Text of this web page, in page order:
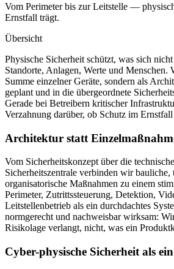
Vom Perimeter bis zur Leitstelle —
Ernstfall trägt.
Übersicht
Physische Sicherheit schützt, was sich
Standorte, Anlagen, Werte und Menschen.
Summe einzelner Geräte, sondern als
geplant und in die übergeordnete
Gerade bei Betreibern kritischer
Verzahnung darüber, ob Schutz im
Architektur statt
Vom Sicherheitskonzept über die
Sicherheitszentrale verbinden wir bauliche,
organisatorische Maßnahmen zu einem
Perimeter, Zutrittssteuerung, Detektion,
Leitstellenbetrieb als ein durchdachtes
normgerecht und nachweisbar wirksam:
Risikolage verlangt, nicht, was ein
Cyber-physische Sicherheit als